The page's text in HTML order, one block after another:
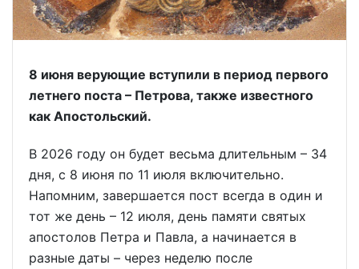
8 июня верующие вступили в период первого
летнего поста – Петрова, также известного
как Апостольский.
В 2026 году он будет весьма длительным – 34
дня, с 8 июня по 11 июля включительно.
Напомним, завершается пост всегда в один и
тот же день – 12 июля, день памяти святых
апостолов Петра и Павла, а начинается в
разные даты – через неделю после